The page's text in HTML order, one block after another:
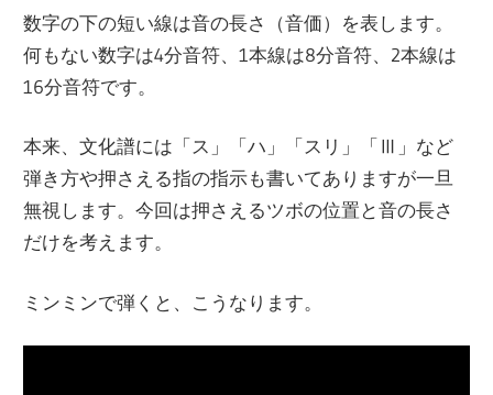
数字の下の短い線は音の長さ（音価）を表します。
何もない数字は4分音符、1本線は8分音符、2本線は
16分音符です。
本来、文化譜には「ス」「ハ」「スリ」「Ⅲ」など
弾き方や押さえる指の指示も書いてありますが一旦
無視します。今回は押さえるツボの位置と音の長さ
だけを考えます。
ミンミンで弾くと、こうなります。